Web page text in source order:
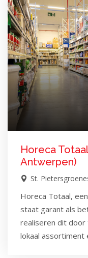
Horeca
Antwerpen)
St.
Horeca Totaal,
staat garant als
realiseren dit door
lokaal assortiment